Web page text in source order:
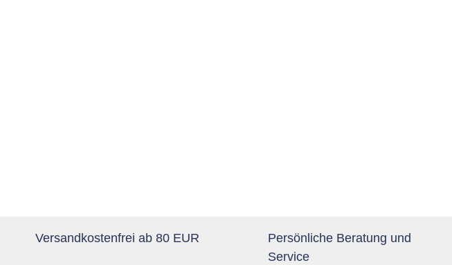
Versandkostenfrei ab 80 EUR
Persönliche Beratung und
Service